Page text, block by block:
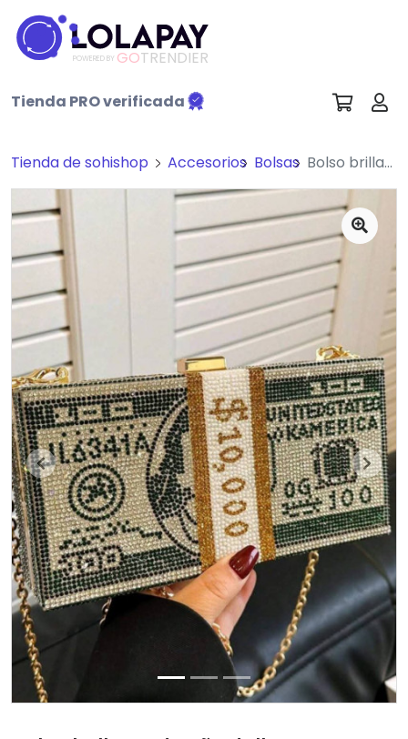
POWERED BY GOTRENDIER
Tienda PRO verificada
Tienda de sohishop Accesorios Bolsas Bolso brillante diseño dollar
Previous Next